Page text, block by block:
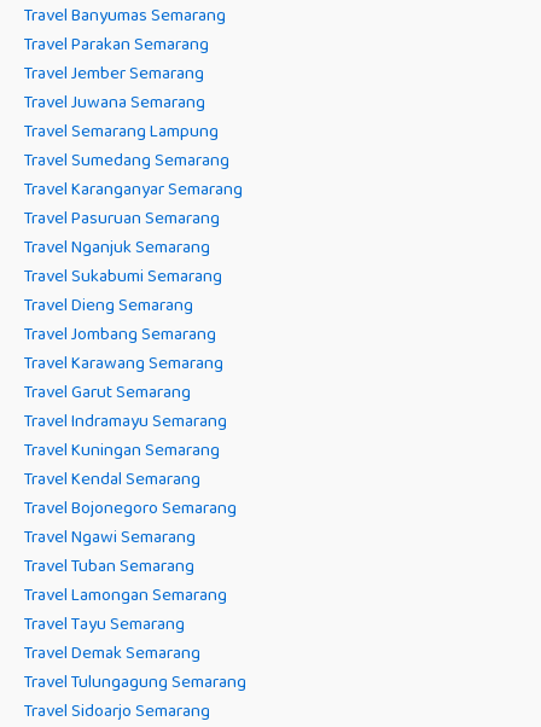
Travel Banyumas Semarang
Travel Parakan Semarang
Travel Jember Semarang
Travel Juwana Semarang
Travel Semarang Lampung
Travel Sumedang Semarang
Travel Karanganyar Semarang
Travel Pasuruan Semarang
Travel Nganjuk Semarang
Travel Sukabumi Semarang
Travel Dieng Semarang
Travel Jombang Semarang
Travel Karawang Semarang
Travel Garut Semarang
Travel Indramayu Semarang
Travel Kuningan Semarang
Travel Kendal Semarang
Travel Bojonegoro Semarang
Travel Ngawi Semarang
Travel Tuban Semarang
Travel Lamongan Semarang
Travel Tayu Semarang
Travel Demak Semarang
Travel Tulungagung Semarang
Travel Sidoarjo Semarang